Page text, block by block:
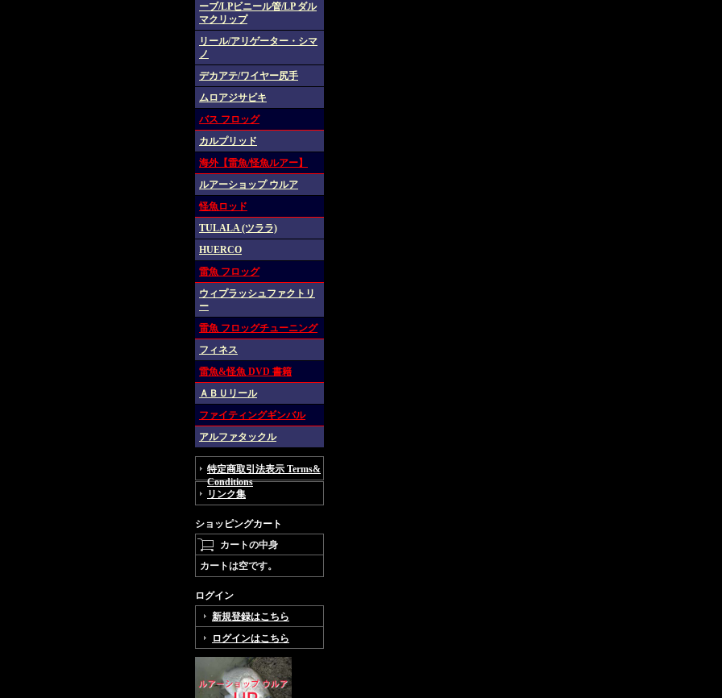
ーブ/LPビニール管/LP ダル
マクリップ
リール/アリゲーター・シマ
ノ
デカアテ/ワイヤー尻手
ムロアジサビキ
バス フロッグ
カルプリッド
海外【雷魚/怪魚ルアー】
ルアーショップ ウルア
怪魚ロッド
TULALA (ツララ)
HUERCO
雷魚 フロッグ
ウィプラッシュファクトリ
ー
雷魚 フロッグチューニング
フィネス
雷魚&怪魚 DVD 書籍
ＡＢＵリール
ファイティングギンバル
アルファタックル
特定商取引法表示 Terms&
Conditions
リンク集
ショッピングカート
カートの中身
カートは空です。
ログイン
新規登録はこちら
ログインはこちら